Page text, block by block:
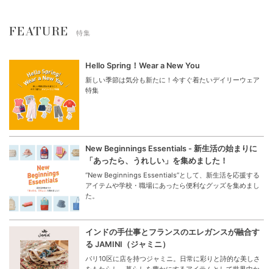
FEATURE 特集
Hello Spring！Wear a New You
新しい季節は気分も新たに！今すぐ着たいデイリーウェア
特集
New Beginnings Essentials - 新生活の始まりに
「あったら、うれしい」を集めました！
“New Beginnings Essentials”として、新生活を応援する
アイテムや学校・職場にあったら便利なグッズを集めまし
た。
インドの手仕事とフランスのエレガンスが融合す
る JAMINI（ジャミニ）
パリ10区に店を持つジャミニ。日常に彩りと詩的な美しさ